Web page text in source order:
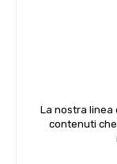
La nostra
contenuti